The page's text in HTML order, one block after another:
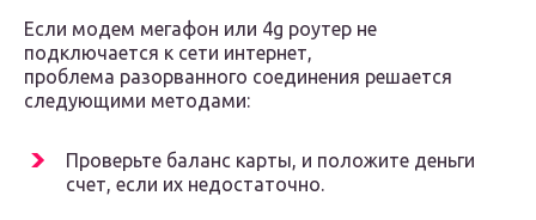
Если модем мегафон или 4g роутер не
подключается к сети интернет,
проблема разорванного соединения решается
следующими методами:
Проверьте баланс карты, и положите деньги
счет, если их недостаточно.